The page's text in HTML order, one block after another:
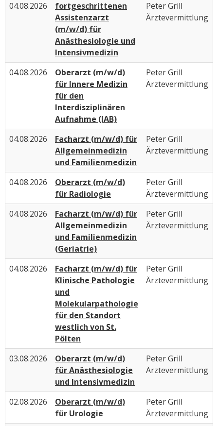
04.08.2026
fortgeschrittenen
Assistenzarzt
(m/w/d) für
Anästhesiologie und
Intensivmedizin
Peter Grill
Ärztevermittlung
04.08.2026
Oberarzt (m/w/d)
für Innere Medizin
für den
Interdisziplinären
Aufnahme (IAB)
Peter Grill
Ärztevermittlung
04.08.2026
Facharzt (m/w/d) für
Allgemeinmedizin
und Familienmedizin
Peter Grill
Ärztevermittlung
04.08.2026
Oberarzt (m/w/d)
für Radiologie
Peter Grill
Ärztevermittlung
04.08.2026
Facharzt (m/w/d) für
Allgemeinmedizin
und Familienmedizin
(Geriatrie)
Peter Grill
Ärztevermittlung
04.08.2026
Facharzt (m/w/d) für
Klinische Pathologie
und
Molekularpathologie
für den Standort
westlich von St.
Pölten
Peter Grill
Ärztevermittlung
03.08.2026
Oberarzt (m/w/d)
für Anästhesiologie
und Intensivmedizin
Peter Grill
Ärztevermittlung
02.08.2026
Oberarzt (m/w/d)
für Urologie
Peter Grill
Ärztevermittlung